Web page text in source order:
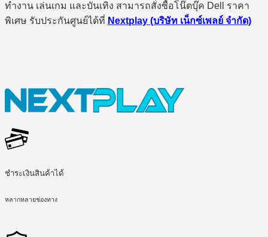
ทำงาน เล่นเกม และบันเทิง สามารถสั่งซื้อโน๊ตบุ๊ค Dell ราคา
พิเศษ รับประกันศูนย์ได้ที่ Nextplay (บริษัท เน็กซ์เพลย์ จำกัด)
ชำระเงินสินค้าได้
หลากหลายช่องทาง